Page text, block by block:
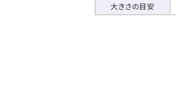
大きさの目安